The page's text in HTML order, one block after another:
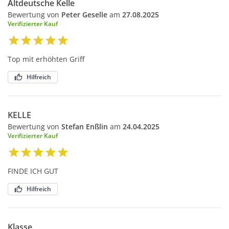
Altdeutsche Kelle
Bewertung von Peter Geselle am 27.08.2025
Verifizierter Kauf
Top mit erhöhten Griff
Hilfreich
KELLE
Bewertung von Stefan Enßlin am 24.04.2025
Verifizierter Kauf
FINDE ICH GUT
Hilfreich